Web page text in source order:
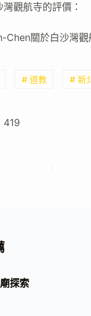
觀航寺的評價：
關於白沙灣觀
# 道教 # 新
419
探索